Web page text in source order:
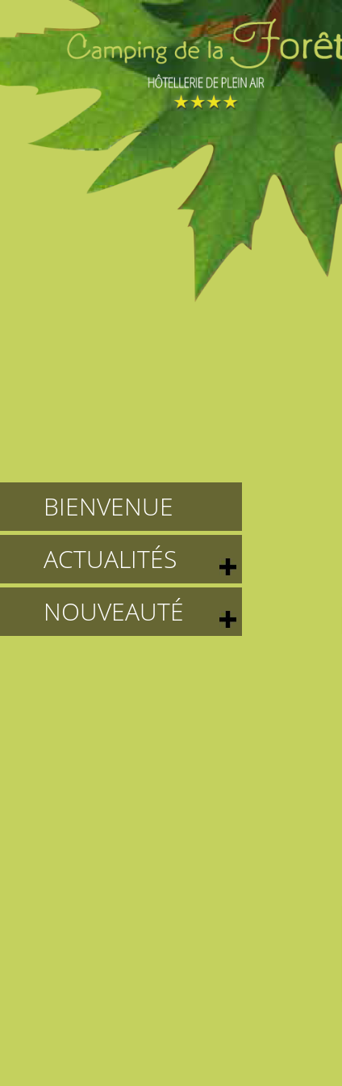
BIENVENUE
ACTUALITÉS
NOUVEAUTÉ